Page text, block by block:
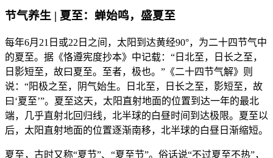
节气养生 | 夏至：蝉始鸣，盛夏至
每年6月21日或22日之间，太阳到达黄经90°，为二十四节气中
的夏至。据《恪遵宪度抄本》中记载：“日北至，日长之至，
日影短至，故曰夏至。至者，极也。”《二十四节气解》则
说：“阳极之至，阴气始生。日北至，日长之至，影短至，故
曰‘夏至’”。夏至这天，太阳直射地面的位置到达一年的最北
端，几乎直射北回归线，北半球的白昼时间到达极限。夏至以
后，太阳直射地面的位置逐渐南移，北半球的白昼日渐缩短。
夏至，古时又称“夏节”、“夏至节”。俗话说“不过夏至不热”，